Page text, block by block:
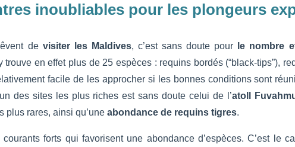
inoubliables pour les plongeurs
de visiter les Maldives, c’est sans doute pour
le nombre
trouve en effet plus de 25 espèces : requins bordés (“black-tips”),
facile de les approcher si les bonnes conditions sont
des sites les plus riches est sans doute celui de l’atoll
plus rares, ainsi qu’une abondance de requins tigres.
courants forts qui favorisent une abondance d’espèces. C’est le